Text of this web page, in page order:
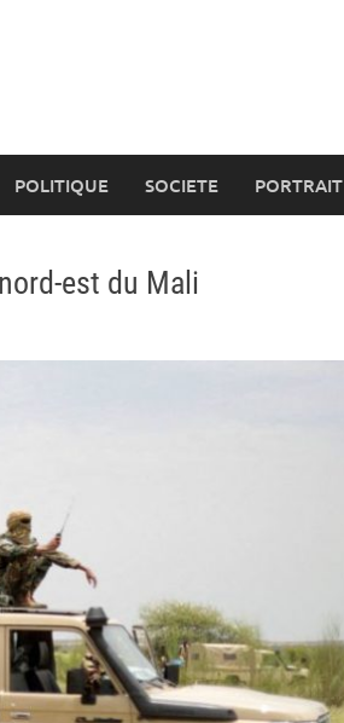
POLITIQUE SOCIETE PORTRAIT
est du Mali